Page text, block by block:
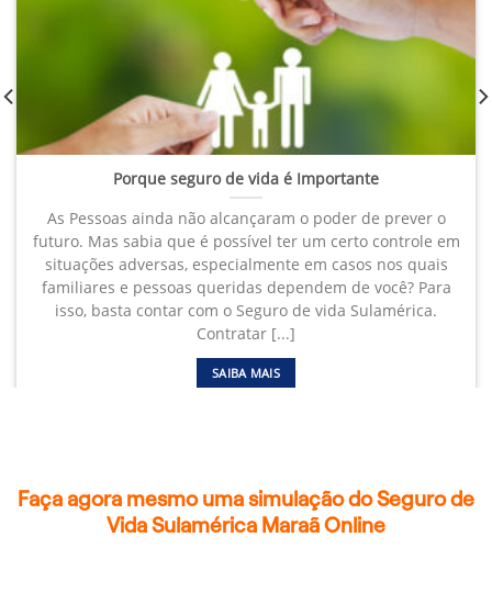
Porque seguro de vida é Importante
As Pessoas ainda não alcançaram o poder de prever o
futuro. Mas sabia que é possível ter um certo controle em
situações adversas, especialmente em casos nos quais
familiares e pessoas queridas dependem de você? Para
isso, basta contar com o Seguro de vida Sulamérica.
Contratar [...]
SAIBA MAIS
Faça agora mesmo uma simulação do Seguro de
Vida Sulamérica Maraã Online